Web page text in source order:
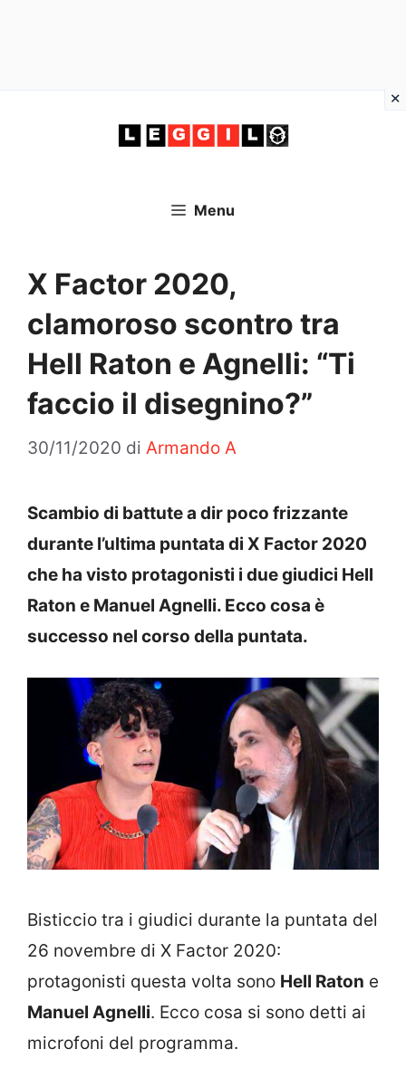
Menu
X Factor 2020,
clamoroso scontro tra
Hell Raton e Agnelli: “Ti
faccio il disegnino?”
30/11/2020 di Armando A
Scambio di battute a dir poco frizzante
durante l’ultima puntata di X Factor 2020
che ha visto protagonisti i due giudici Hell
Raton e Manuel Agnelli. Ecco cosa è
successo nel corso della puntata.
Bisticcio tra i giudici durante la puntata del
26 novembre di X Factor 2020:
protagonisti questa volta sono Hell Raton e
Manuel Agnelli. Ecco cosa si sono detti ai
microfoni del programma.